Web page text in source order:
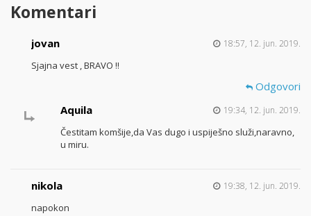
Komentari
jovan 18:57, 12. jun. 2019.
Sjajna vest , BRAVO !!
Odgovori
Aquila
19:34, 12. jun. 2019.
Čestitam komšije,da Vas dugo i uspiješno služi,naravno,
u miru.
nikola 19:38, 12. jun. 2019.
napokon